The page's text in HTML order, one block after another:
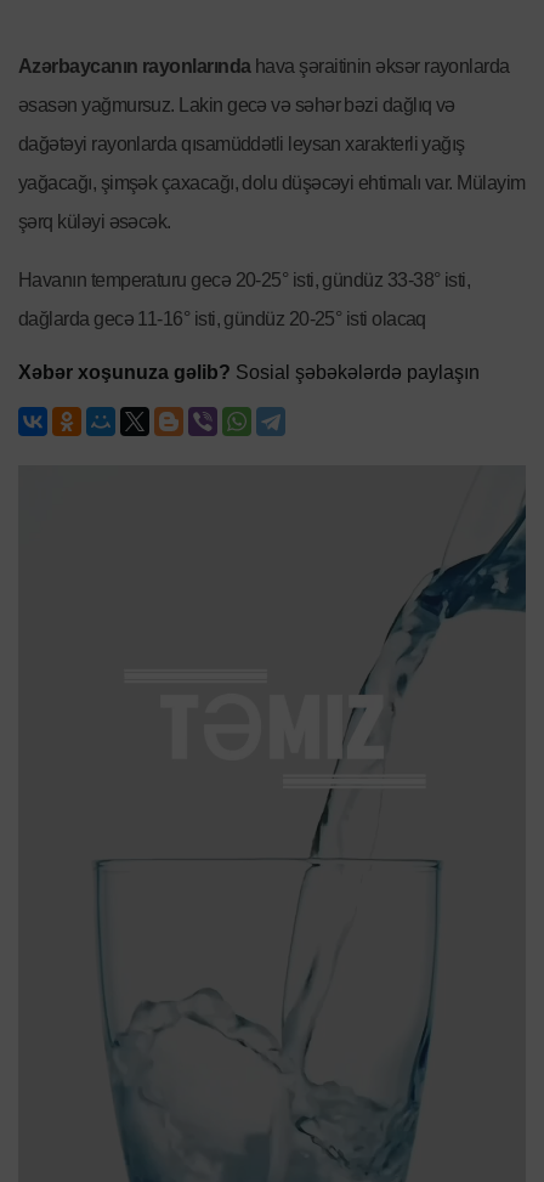
Azərbaycanın rayonlarında hava şəraitinin əksər rayonlarda
əsasən yağmursuz. Lakin gecə və səhər bəzi dağlıq və
dağətəyi rayonlarda qısamüddətli leysan xarakterli yağış
yağacağı, şimşək çaxacağı, dolu düşəcəyi ehtimalı var. Mülayim
şərq küləyi əsəcək.
Havanın temperaturu gecə 20-25° isti, gündüz 33-38° isti,
dağlarda gecə 11-16° isti, gündüz 20-25° isti olacaq
Xəbər xoşunuza gəlib? Sosial şəbəkələrdə paylaşın